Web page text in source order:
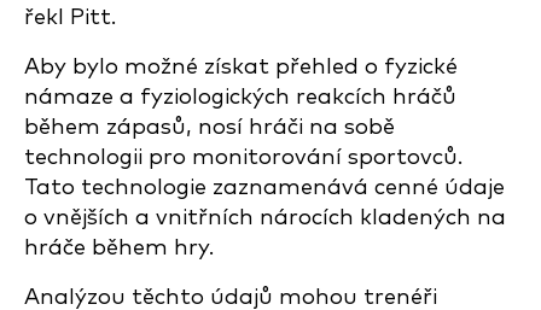
řekl Pitt.
Aby bylo možné získat přehled o fyzické
námaze a fyziologických reakcích hráčů
během zápasů, nosí hráči na sobě
technologii pro monitorování sportovců.
Tato technologie zaznamenává cenné údaje
o vnějších a vnitřních nárocích kladených na
hráče během hry.
Analýzou těchto údajů mohou trenéři